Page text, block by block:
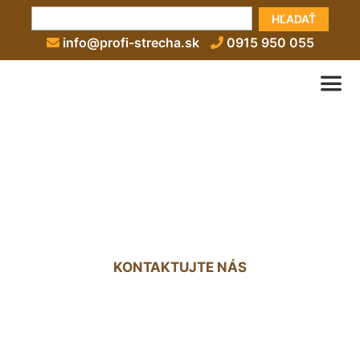
HĽADAŤ
info@profi-strecha.sk 0915 950 055
KONTAKTUJTE NÁS